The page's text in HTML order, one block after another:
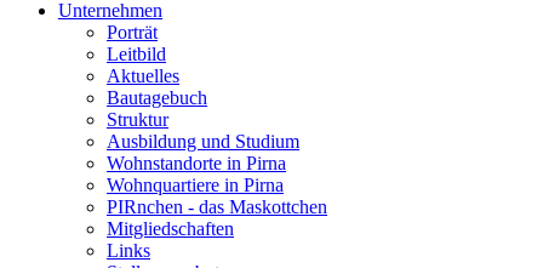
Unternehmen
Porträt
Leitbild
Aktuelles
Bautagebuch
Struktur
Ausbildung und Studium
Wohnstandorte in Pirna
Wohnquartiere in Pirna
PIRnchen - das Maskottchen
Mitgliedschaften
Links